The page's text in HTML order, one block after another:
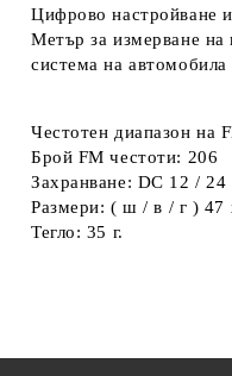
Цифрово настройване
Метър за измерване на
система на автомобила
Честотен диапазон на
Брой FM честоти: 206
Захранване: DC 12 / 24
Размери: ( ш / в / г )
Тегло: 35 г.